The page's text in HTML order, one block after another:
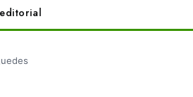
editorial